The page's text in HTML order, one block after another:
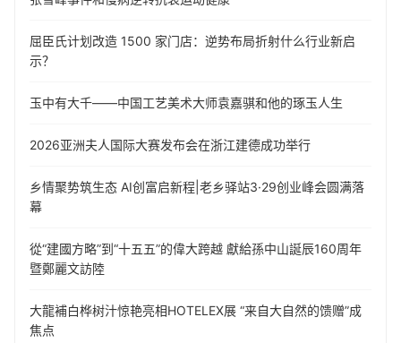
屈臣氏计划改造 1500 家门店：逆势布局折射什么行业新启
示？
玉中有大千——中国工艺美术大师袁嘉骐和他的琢玉人生
​2026亚洲夫人国际大赛发布会在浙江建德成功举行
乡情聚势筑生态 AI创富启新程|老乡驿站3·29创业峰会圆满落
幕
從“建國方略”到“十五五”的偉大跨越 獻給孫中山誕辰160周年
暨鄭麗文訪陸
大龍補白桦树汁惊艳亮相HOTELEX展 “来自大自然的馈赠”成
焦点